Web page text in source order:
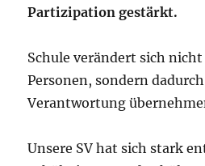
Partizipation gestärkt.
Schule verändert sich
Personen, sondern
Verantwortung
Unsere SV hat sich stark